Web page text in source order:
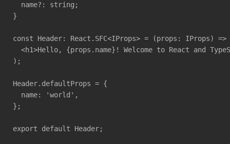
  name?: string;
}
const Header: React.SFC<IProps> = (props: IProps)
<h1>Hello, {props.name}! Welcome to React and
);
Header.defaultProps = {
  name: 'world',
};
export default Header;